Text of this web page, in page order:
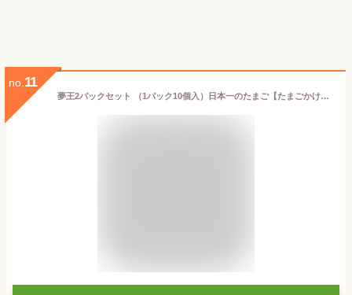
no. 11
夢王2パックセット （1パック10個入）日本一のたまご【たまごかけご飯祭り3年連続グランプリ】ご挨拶 ギフト プレゼント